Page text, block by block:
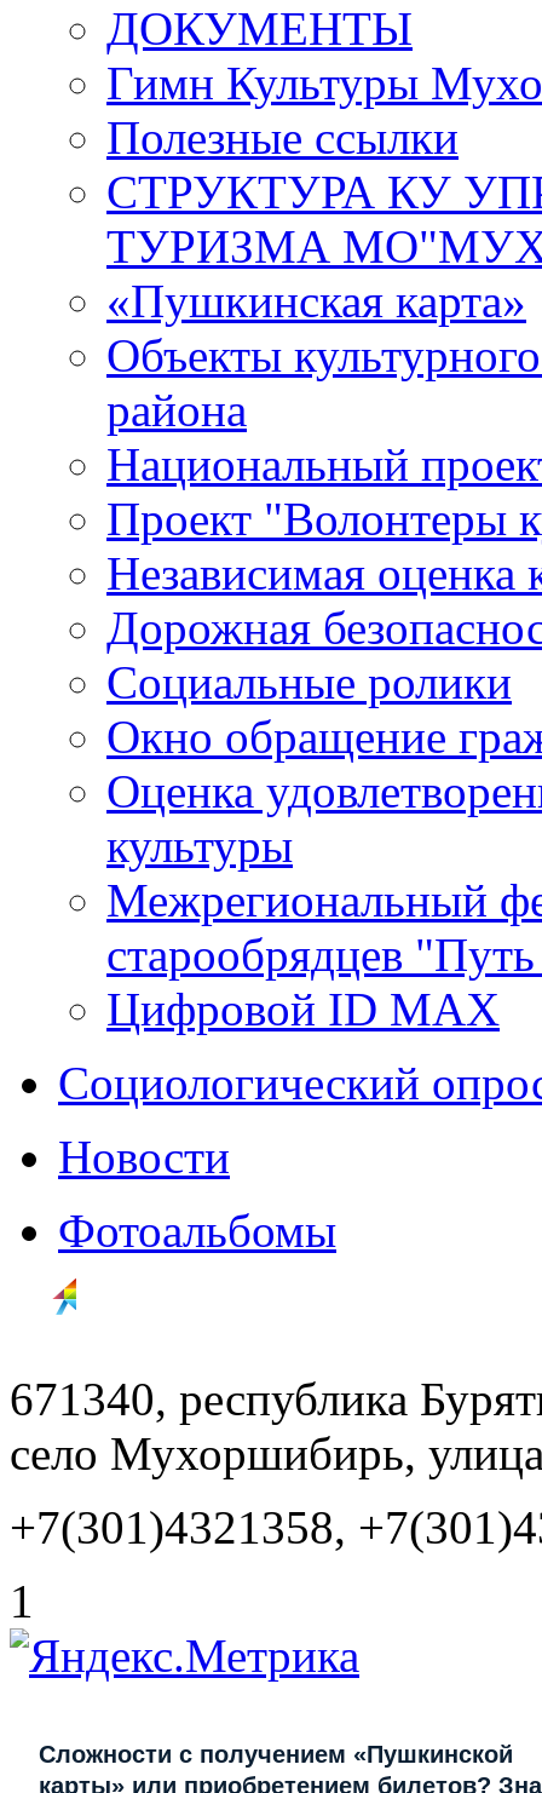
ДОКУМЕНТЫ
Гимн Культуры
Полезные ссылки
СТРУКТУРА КУ
ТУРИЗМА
«Пушкинская карта»
Объекты
района
Национальный
Проект "Волонтеры
Независимая оценка
Дорожная
Социальные ролики
Окно обращение
Оценка
культуры
Межрегиональный
старообрядцев
Цифровой ID MAX
Социологический
Новости
Фотоальбомы
671340, республика
село Мухоршибирь,
+7(301)4321358,
1
Сложности с получением «Пушкинской
карты» или приобретением билетов?